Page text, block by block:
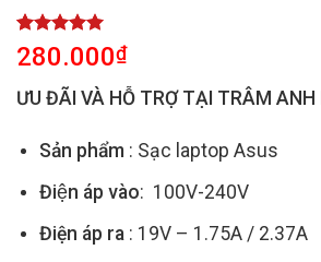
Rated
5.00
out of 5
based on
2
customer
280.000₫
ƯU ĐÃI VÀ HỖ TRỢ TẠI TRÂM
Sản phẩm : Sạc laptop Asus
Điện áp vào: 100V-240V
Điện áp ra: 19V – 1.75A / 2.37A